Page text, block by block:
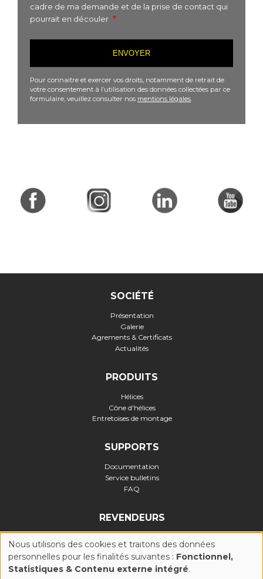
cadre de ma demande et de la prise de contact qui
pourrait en découler
Pour connaitre et exercer vos droits, notamment de retrait de
votre consentement à l’utilisation des données collectées par ce
formulaire, veuillez consulter nos mentions légales.
SOCIÉTÉ
Présentation
Galerie
Agrements & Certificats
Actualités
PRODUITS
Hélices
Cône d'hélices
Entretoises de montage
SUPPORTS
Documentation
Service bulletins
FAQ
REVENDEURS
Politique de confidentialité-Politique Cookies (UE)
UTILISATION
Nous utilisons des cookies et traitons des données
personnelles pour les finalités suivantes : Fonctionnel,
Statistiques & Contenu externe intégré.